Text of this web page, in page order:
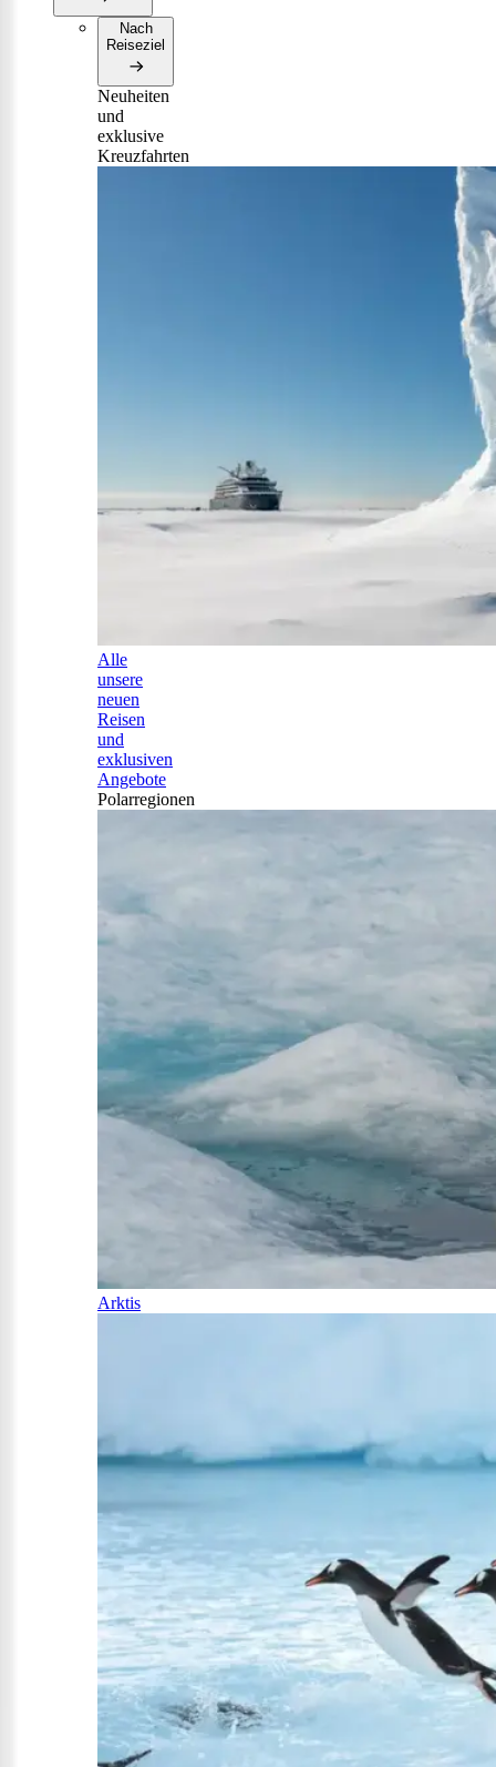
Nach
Reiseziel
Neuheiten
und
exklusive
Kreuzfahrten
Alle
unsere
neuen
Reisen
und
exklusiven
Angebote
Polarregionen
Arktis